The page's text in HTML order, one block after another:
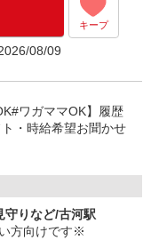
キープ
08/09
ワガママOK】履歴
・時給希望お聞かせ
りなど/古河駅
方向けです※